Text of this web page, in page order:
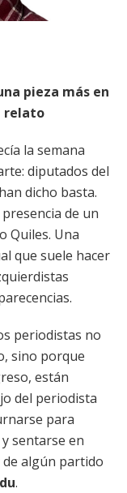
pieza más en
relato
la semana
diputados del
dicho basta.
de un
Quiles. Una
que suele hacer
periodistas no
sino porque
están
del periodista
para
sentarse en
de algún partido
.